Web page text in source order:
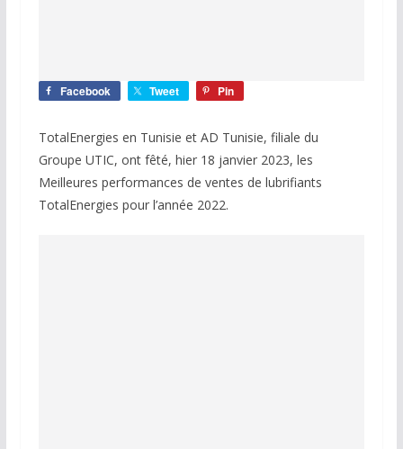
Facebook Tweet Pin
TotalEnergies en Tunisie et AD Tunisie, filiale du
Groupe UTIC, ont fêté, hier 18 janvier 2023, les
Meilleures performances de ventes de lubrifiants
TotalEnergies pour l’année 2022.